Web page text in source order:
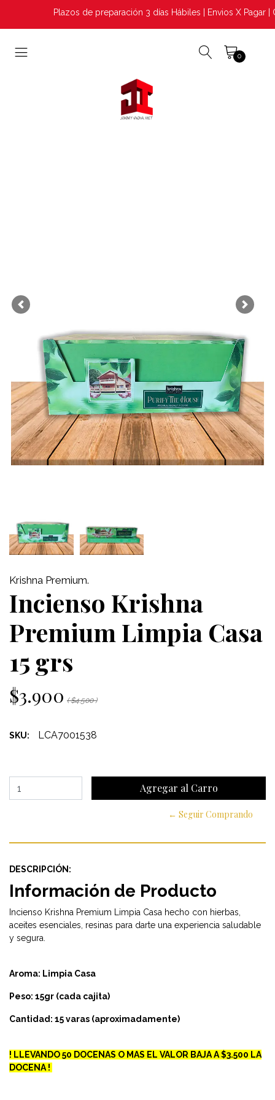
Plazos de preparación 3 días Hábiles | Envios X Pagar |
0
Previous Next
Krishna Premium.
Incienso Krishna
Premium Limpia Casa
15 grs
$3.900 ( $4.500 )
SKU: LCA7001538
← Seguir Comprando
DESCRIPCIÓN:
Información de Producto
Incienso Krishna Premium Limpia Casa hecho con hierbas,
aceites esenciales, resinas para darte una experiencia saludable
y segura.
Aroma: Limpia Casa
Peso: 15gr (cada cajita)
Cantidad: 15 varas (aproximadamente)
! LLEVANDO 50 DOCENAS O MAS EL VALOR BAJA A $3.500 LA
DOCENA !